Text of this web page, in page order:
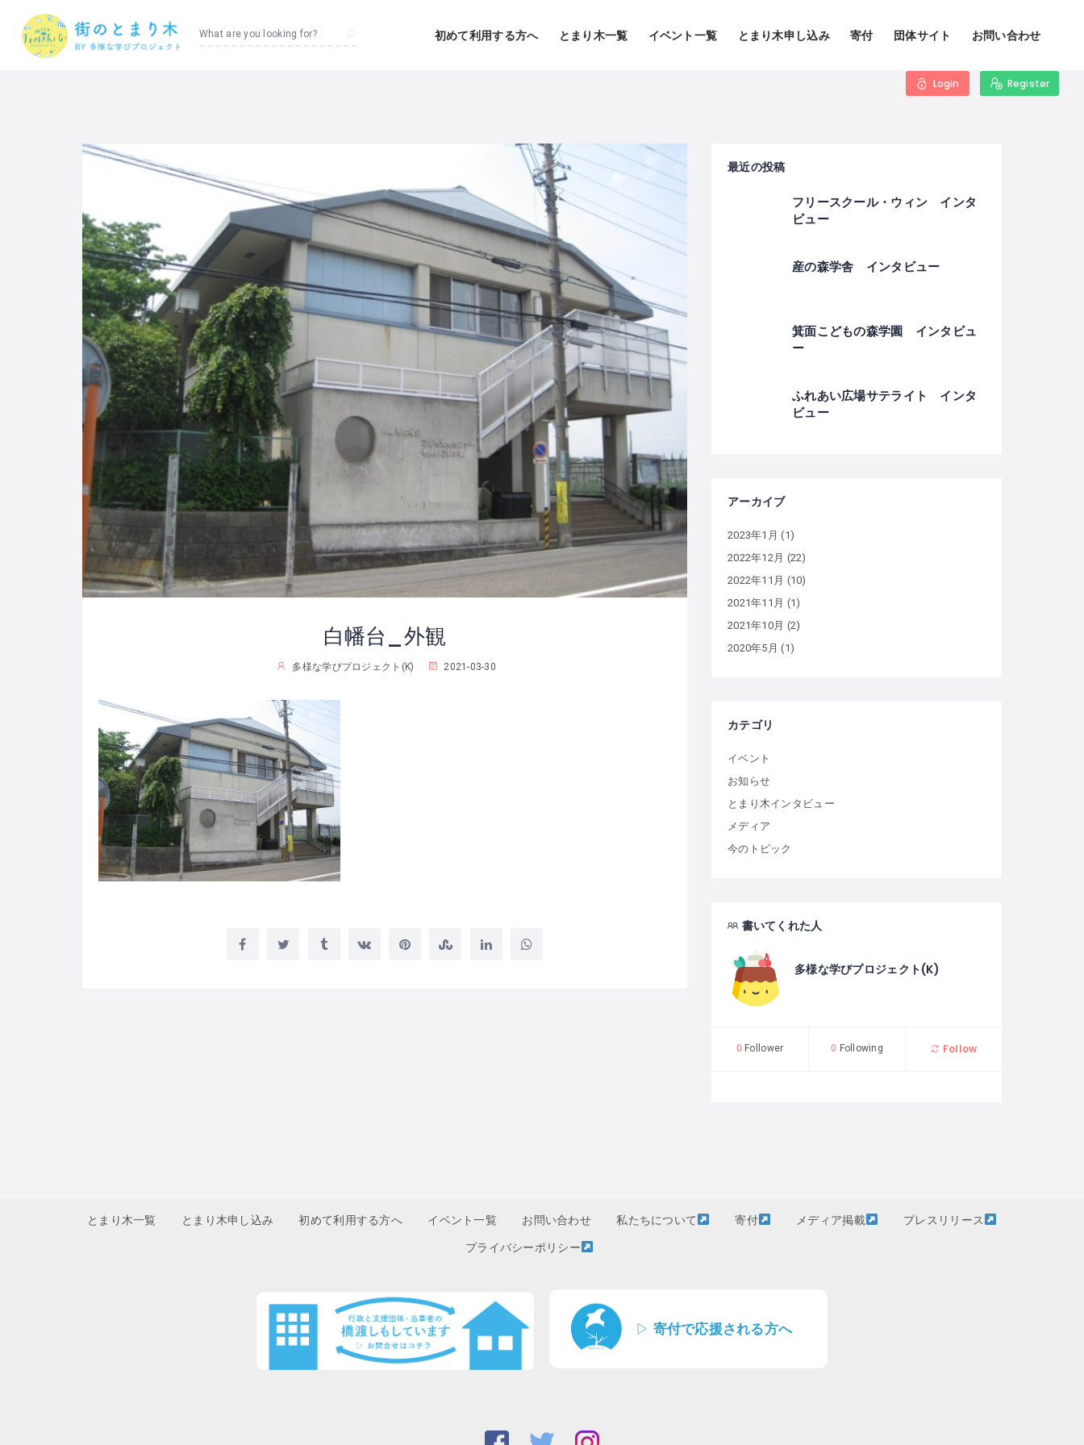
What are you looking for? 初めて利用する方へ とまり木一覧 イベント一覧 とまり木申し込み 寄付 団体サイト お問い合わせ
Login Register
白幡台_外観
多様な学びプロジェクト(K) 2021-03-30
最近の投稿
フリースクール・ウィン インタ
ビュー
産の森学舎 インタビュー
箕面こどもの森学園 インタビュ
ー
ふれあい広場サテライト インタ
ビュー
アーカイブ
2023年1月 (1)
2022年12月 (22)
2022年11月 (10)
2021年11月 (1)
2021年10月 (2)
2020年5月 (1)
カテゴリ
イベント
お知らせ
とまり木インタビュー
メディア
今のトピック
書いてくれた人
多様な学びプロジェクト(K)
0 Follower 0 Following Follow
とまり木一覧 とまり木申し込み 初めて利用する方へ イベント一覧 お問い合わせ 私たちについて 寄付 メディア掲載 プレスリリース
プライバシーポリシー
▷ 寄付で応援される方へ